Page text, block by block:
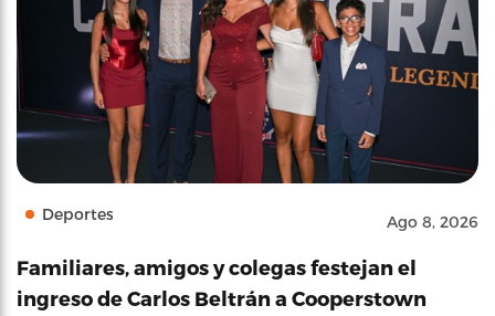
Deportes Ago 8, 2026
Familiares, amigos y colegas festejan el
ingreso de Carlos Beltrán a Cooperstown